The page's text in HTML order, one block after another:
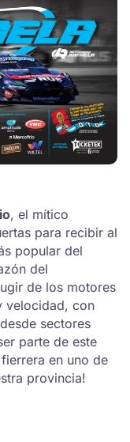
, el mítico
para recibir al
popular del
del
de los motores
velocidad, con
sectores
parte de este
en uno de
provincia!